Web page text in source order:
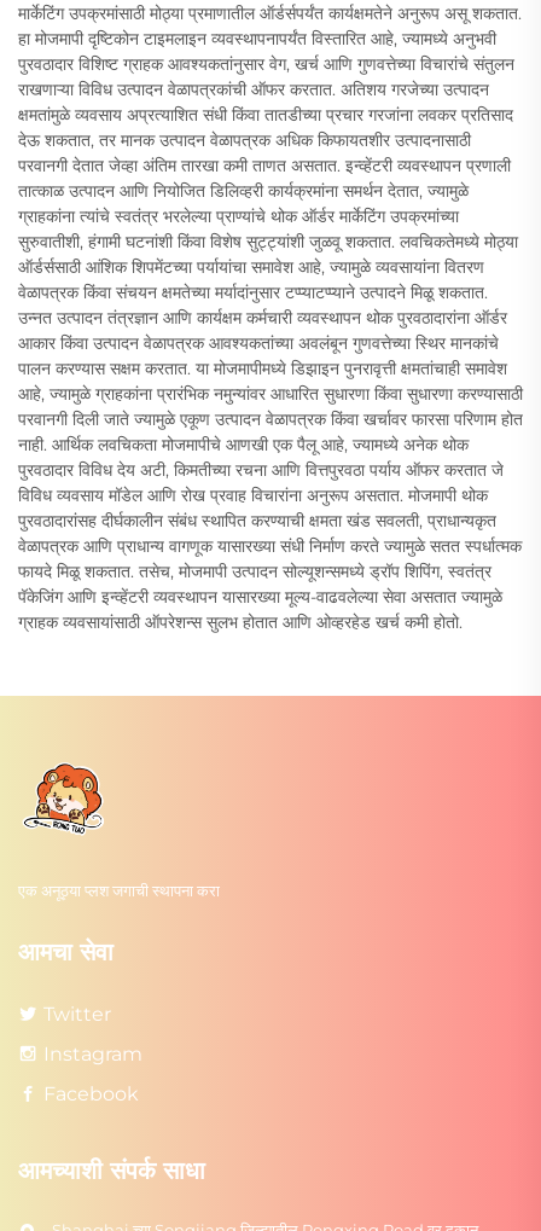
मार्केटिंग उपक्रमांसाठी मोठ्या प्रमाणातील ऑर्डर्सपर्यंत कार्यक्षमतेने अनुरूप असू शकतात.
हा मोजमापी दृष्टिकोन टाइमलाइन व्यवस्थापनापर्यंत विस्तारित आहे, ज्यामध्ये अनुभवी
पुरवठादार विशिष्ट ग्राहक आवश्यकतांनुसार वेग, खर्च आणि गुणवत्तेच्या विचारांचे संतुलन
राखणाऱ्या विविध उत्पादन वेळापत्रकांची ऑफर करतात. अतिशय गरजेच्या उत्पादन
क्षमतांमुळे व्यवसाय अप्रत्याशित संधी किंवा तातडीच्या प्रचार गरजांना लवकर प्रतिसाद
देऊ शकतात, तर मानक उत्पादन वेळापत्रक अधिक किफायतशीर उत्पादनासाठी
परवानगी देतात जेव्हा अंतिम तारखा कमी ताणत असतात. इन्व्हेंटरी व्यवस्थापन प्रणाली
तात्काळ उत्पादन आणि नियोजित डिलिव्हरी कार्यक्रमांना समर्थन देतात, ज्यामुळे
ग्राहकांना त्यांचे स्वतंत्र भरलेल्या प्राण्यांचे थोक ऑर्डर मार्केटिंग उपक्रमांच्या
सुरुवातीशी, हंगामी घटनांशी किंवा विशेष सुट्ट्यांशी जुळवू शकतात. लवचिकतेमध्ये मोठ्या
ऑर्डर्ससाठी आंशिक शिपमेंटच्या पर्यायांचा समावेश आहे, ज्यामुळे व्यवसायांना वितरण
वेळापत्रक किंवा संचयन क्षमतेच्या मर्यादांनुसार टप्प्याटप्प्याने उत्पादने मिळू शकतात.
उन्नत उत्पादन तंत्रज्ञान आणि कार्यक्षम कर्मचारी व्यवस्थापन थोक पुरवठादारांना ऑर्डर
आकार किंवा उत्पादन वेळापत्रक आवश्यकतांच्या अवलंबून गुणवत्तेच्या स्थिर मानकांचे
पालन करण्यास सक्षम करतात. या मोजमापीमध्ये डिझाइन पुनरावृत्ती क्षमतांचाही समावेश
आहे, ज्यामुळे ग्राहकांना प्रारंभिक नमुन्यांवर आधारित सुधारणा किंवा सुधारणा करण्यासाठी
परवानगी दिली जाते ज्यामुळे एकूण उत्पादन वेळापत्रक किंवा खर्चावर फारसा परिणाम होत
नाही. आर्थिक लवचिकता मोजमापीचे आणखी एक पैलू आहे, ज्यामध्ये अनेक थोक
पुरवठादार विविध देय अटी, किमतीच्या रचना आणि वित्तपुरवठा पर्याय ऑफर करतात जे
विविध व्यवसाय मॉडेल आणि रोख प्रवाह विचारांना अनुरूप असतात. मोजमापी थोक
पुरवठादारांसह दीर्घकालीन संबंध स्थापित करण्याची क्षमता खंड सवलती, प्राधान्यकृत
वेळापत्रक आणि प्राधान्य वागणूक यासारख्या संधी निर्माण करते ज्यामुळे सतत स्पर्धात्मक
फायदे मिळू शकतात. तसेच, मोजमापी उत्पादन सोल्यूशन्समध्ये ड्रॉप शिपिंग, स्वतंत्र
पॅकेजिंग आणि इन्व्हेंटरी व्यवस्थापन यासारख्या मूल्य-वाढवलेल्या सेवा असतात ज्यामुळे
ग्राहक व्यवसायांसाठी ऑपरेशन्स सुलभ होतात आणि ओव्हरहेड खर्च कमी होतो.
एक अनूठ्या प्लश जगाची स्थापना करा
आमचा सेवा
Twitter
Instagram
Facebook
आमच्याशी संपर्क साधा